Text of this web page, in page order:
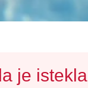
je istekla